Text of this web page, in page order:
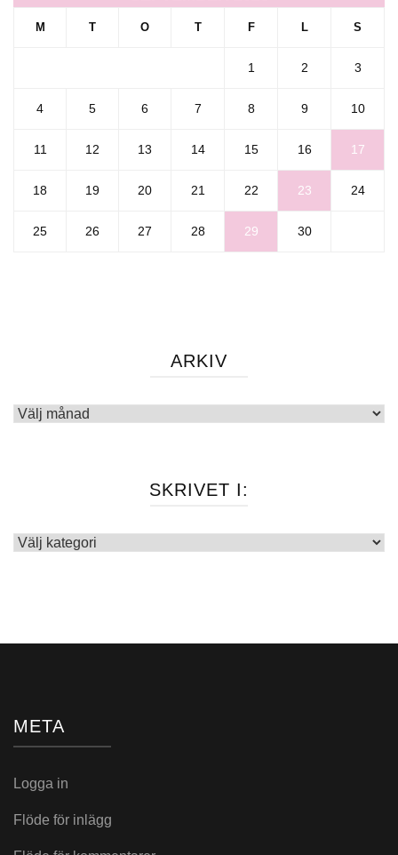
M T O T F L S
1 2 3
4 5 6 7 8 9 10
11 12 13 14 15 16 17
18 19 20 21 22 23 24
25 26 27 28 29 30
ARKIV
Arkiv
SKRIVET I:
Skrivet
META
Logga in
Flöde för inlägg